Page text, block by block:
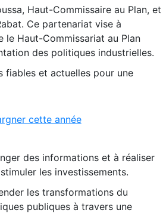
Haut-Commissaire au Plan, et
Ce partenariat vise à
le Haut-Commissariat au Plan
des politiques industrielles.
fiables et actuelles pour une
cette année
des informations et à réaliser
les investissements.
les transformations du
publiques à travers une